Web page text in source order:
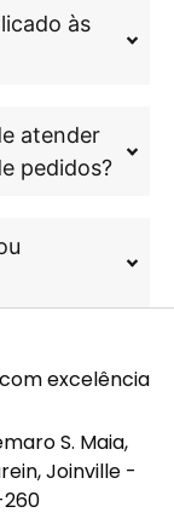
às
atender
pedidos?
excelência
S. Maia,
Joinville -
260